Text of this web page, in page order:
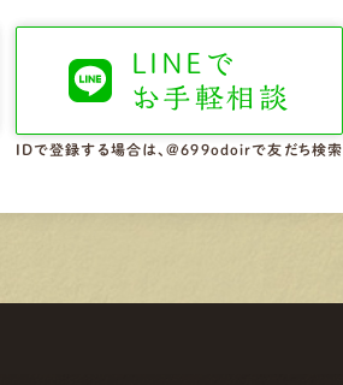
LINEで
お手軽相談
IDで登録する場合は、@699odoirで友だち検索